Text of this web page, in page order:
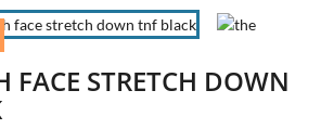
FACE STRETCH DOWN